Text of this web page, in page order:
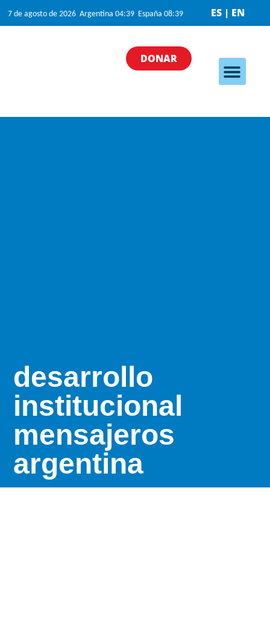
7 de agosto de 2026 Argentina 04:39 España 08:39 ES | EN
DONAR
desarrollo
institucional
mensajeros
argentina